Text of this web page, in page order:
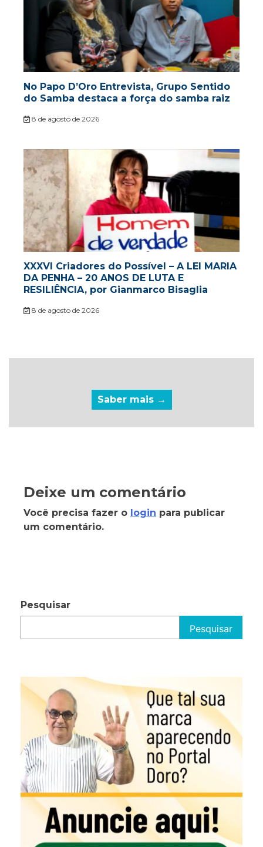
No Papo D’Oro Entrevista, Grupo Sentido
do Samba destaca a força do samba raiz
8 de agosto de 2026
XXXVI Criadores do Possível – A LEI MARIA
DA PENHA – 20 ANOS DE LUTA E
RESILIÊNCIA, por Gianmarco Bisaglia
8 de agosto de 2026
Saber mais →
Deixe um comentário
Você precisa fazer o login para publicar
um comentário.
Pesquisar
Pesquisar